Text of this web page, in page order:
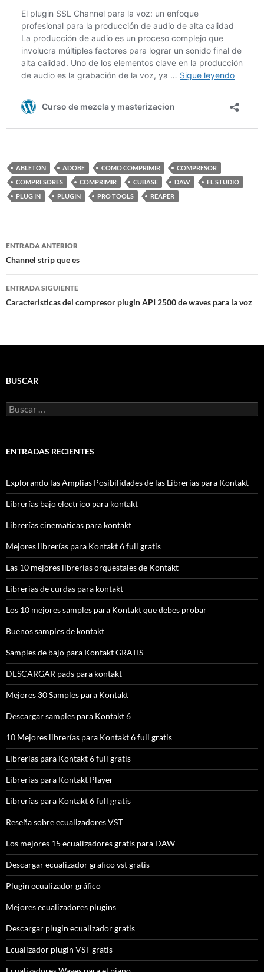
ABLETON ADOBE COMO COMPRIMIR
COMPRESOR
COMPRESORES
COMPRIMIR CUBASE DAW
FL STUDIO
PLUG IN
PLUGIN PRO TOOLS REAPER
Navegación
de
entradas
ENTRADA ANTERIOR
Channel strip que es
ENTRADA SIGUIENTE
Caracteristicas del compresor plugin API 2500 de waves para la voz
BUSCAR
Buscar:
ENTRADAS RECIENTES
Explorando las Amplias Posibilidades de las Librerías para Kontakt
Librerías bajo electrico para kontakt
Librerías cinematicas para kontakt
Mejores librerías para Kontakt 6 full gratis
Las 10 mejores librerías orquestales de Kontakt
Librerias de curdas para kontakt
Los 10 mejores samples para Kontakt que debes probar
Buenos samples de kontakt
Samples de bajo para Kontakt GRATIS
DESCARGAR pads para kontakt
Mejores 30 Samples para Kontakt
Descargar samples para Kontakt 6
10 Mejores librerías para Kontakt 6 full gratis
Librerías para Kontakt 6 full gratis
Librerías para Kontakt Player
Librerías para Kontakt 6 full gratis
Reseña sobre ecualizadores VST
Los mejores 15 ecualizadores gratis para DAW
Descargar ecualizador grafico vst gratis
Plugin ecualizador gráfico
Mejores ecualizadores plugins
Descargar plugin ecualizador gratis
Ecualizador plugin VST gratis